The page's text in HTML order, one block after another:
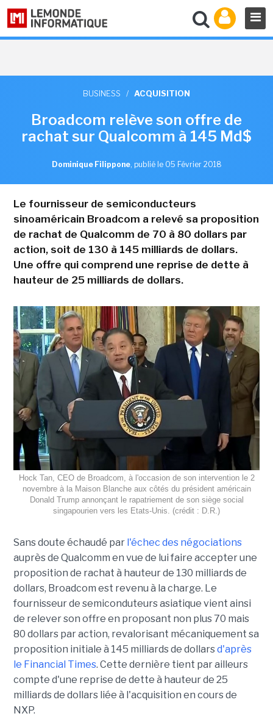
BUSINESS / ACQUISITION
Broadcom relève son offre de
rachat sur Qualcomm à 145 Md$
Dominique Filippone, publié le 05 Février 2018
Le fournisseur de semiconducteurs
sinoaméricain Broadcom a relevé sa proposition
de rachat de Qualcomm de 70 à 80 dollars par
action, soit de 130 à 145 milliards de dollars.
Une offre qui comprend une reprise de dette à
hauteur de 25 milliards de dollars.
Hock Tan, CEO de Broadcom, à l'occasion de son intervention le 2
novembre à la Maison Blanche aux côtés du président américain
Donald Trump annonçant le rapatriement de son siège social
singapourien vers les Etats-Unis. (crédit : D.R.)
Sans doute échaudé par l'échec des négociations
auprès de Qualcomm en vue de lui faire accepter une
proposition de rachat à hauteur de 130 milliards de
dollars, Broadcom est revenu à la charge. Le
fournisseur de semiconduteurs asiatique vient ainsi
de relever son offre en proposant non plus 70 mais
80 dollars par action, revalorisant mécaniquement sa
proposition initiale à 145 milliards de dollarsd'après
le Financial Times. Cette dernière tient par ailleurs
compte d'une reprise de dette à hauteur de 25
milliards de dollars liée à l'acquisition en cours de
NXP.